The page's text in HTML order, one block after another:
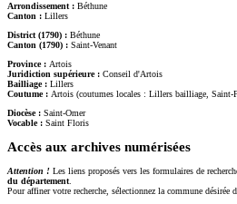
Arrondissement : Béthune
Canton : Lillers
District (1790) : Béthune
Canton (1790) : Saint-Venant
Province : Artois
Juridiction supérieure : Conseil d'Artois
Bailliage : Lillers
Coutume : Artois (coutumes locales : Lillers bailliage, Saint-
Diocèse : Saint-Omer
Vocable : Saint Floris
Accès aux archives numérisées
Attention ! Les liens proposés vers les formulaires de
du département
Pour affiner votre recherche, sélectionnez la commune désirée